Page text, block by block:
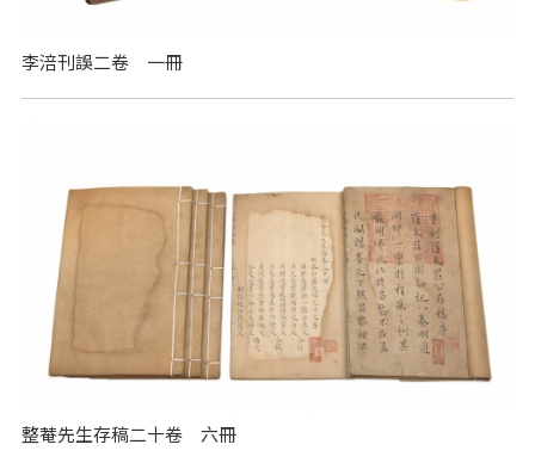
李涪刊誤二卷 一冊
整菴先生存稿二十卷 六冊